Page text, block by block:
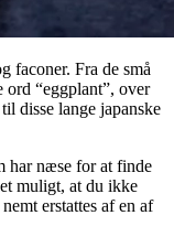
faconer. Fra de små
ord “eggplant”, over
disse lange japanske
har næse for at finde
muligt, at du ikke
erstattes af en af